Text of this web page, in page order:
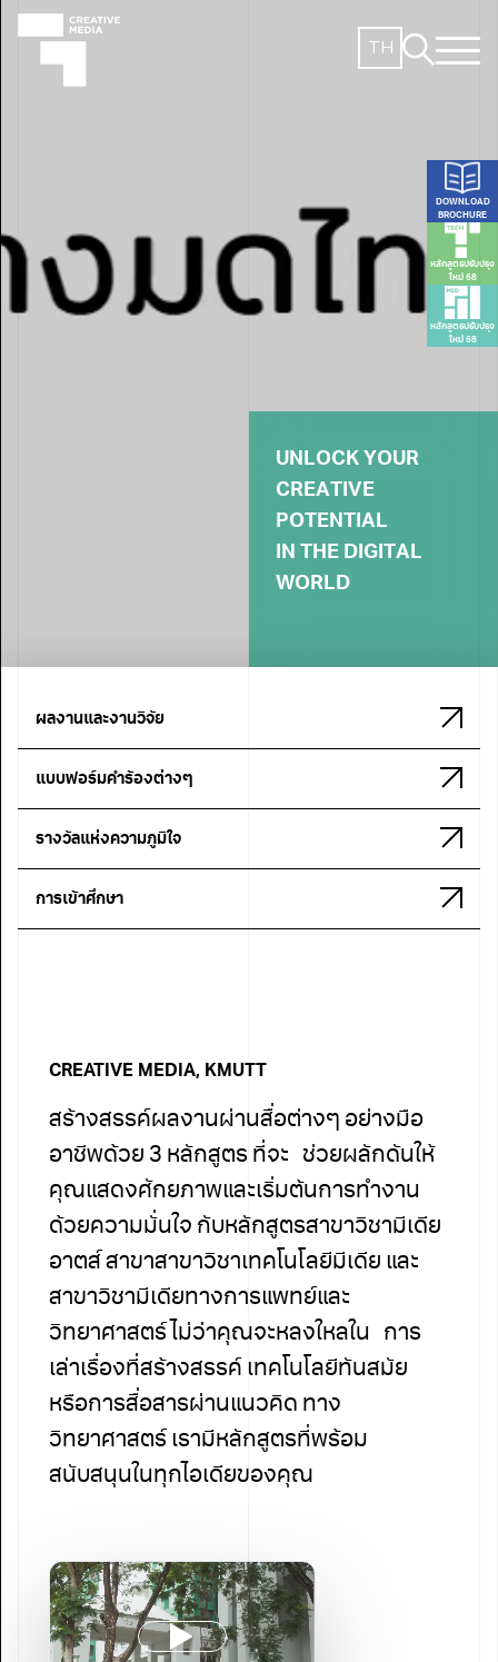
TH
DOWNLOAD
BROCHURE
หลักสูตรปรับปรุง
ใหม่ 68
หลักสูตรปรับปรุง
ใหม่ 68
UNLOCK YOUR
CREATIVE
POTENTIAL
IN THE DIGITAL
WORLD
ผลงานและงานวิจัย
แบบฟอร์มคำร้องต่างๆ
รางวัลแห่งความภูมิใจ
การเข้าศึกษา
CREATIVE MEDIA, KMUTT
สร้างสรรค์ผลงานผ่านสื่อต่างๆ อย่างมือ
อาชีพด้วย 3 หลักสูตร ที่จะ ช่วยผลักดันให้
คุณแสดงศักยภาพและเริ่มต้นการทำงาน
ด้วยความมั่นใจ กับหลักสูตรสาขาวิชามีเดีย
อาตส์ สาขาสาขาวิชาเทคโนโลยีมีเดีย และ
สาขาวิชามีเดียทางการแพทย์และ
วิทยาศาสตร์ ไม่ว่าคุณจะหลงใหลใน การ
เล่าเรื่องที่สร้างสรรค์ เทคโนโลยีทันสมัย
หรือการสื่อสารผ่านแนวคิด ทาง
วิทยาศาสตร์ เรามีหลักสูตรที่พร้อม
สนับสนุนในทุกไอเดียของคุณ